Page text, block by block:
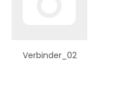
Verbinder_02